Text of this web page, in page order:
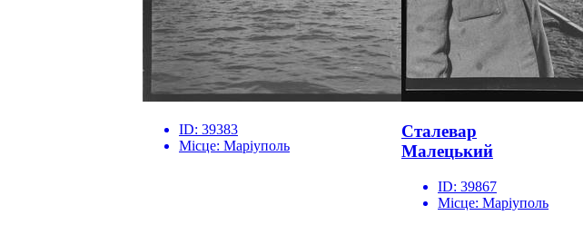
ID: 39383
Місце: Маріуполь
Сталевар
Малецький
ID: 39867
Місце: Маріуполь